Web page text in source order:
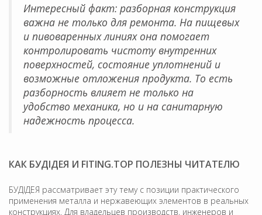
Интересный факт: разборная конструкция
важна не только для ремонта. На пищевых
и пивоваренных линиях она помогает
контролировать чистоту внутренних
поверхностей, состояние уплотнений и
возможные отложения продукта. То есть
разборность влияет не только на
удобство механика, но и на санитарную
надежность процесса.
КАК БУДІДЕЯ И FITING.TOP ПОЛЕЗНЫ ЧИТАТЕЛЮ
БУДІДЕЯ рассматривает эту тему с позиции практического
применения металла и нержавеющих элементов в реальных
конструкциях. Для владельцев производств, инженеров и